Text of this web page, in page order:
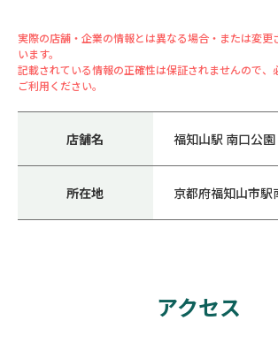
実際の店舗・企業の情報とは異なる場合・または変更
います。
記載されている情報の正確性は保証されませんので、
ご利用ください。
店舗名 福知山駅 南口公園
所在地 京都府福知山市駅
アクセス